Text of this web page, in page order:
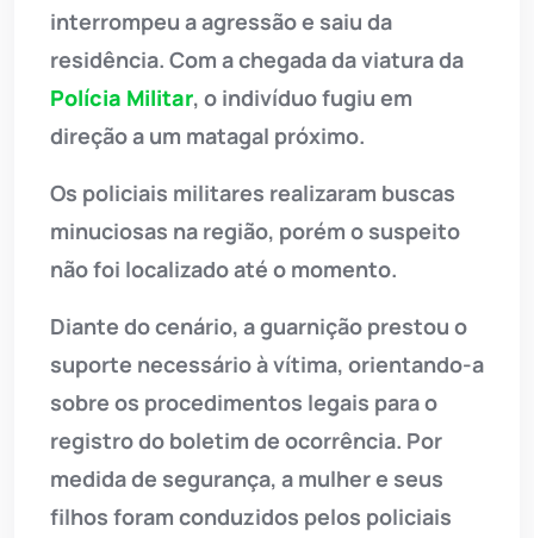
interrompeu a agressão e saiu da
residência. Com a chegada da viatura da
Polícia Militar, o indivíduo fugiu em
direção a um matagal próximo.
Os policiais militares realizaram buscas
minuciosas na região, porém o suspeito
não foi localizado até o momento.
Diante do cenário, a guarnição prestou o
suporte necessário à vítima, orientando-a
sobre os procedimentos legais para o
registro do boletim de ocorrência. Por
medida de segurança, a mulher e seus
filhos foram conduzidos pelos policiais